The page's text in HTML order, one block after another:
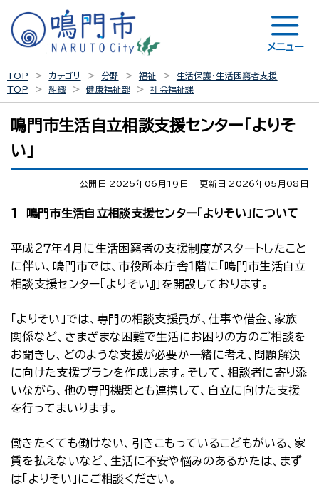
メニュー
TOP カテゴリ 分野 福祉
生活保護・生活困窮者支援
TOP
組織 健康福祉部 社会福祉課
鳴門市生活自立相談支援センター「よりそ
い」
公開日 2025年06月19日 更新日 2026年05月08日
１ 鳴門市生活自立相談支援センター「よりそい」について
平成２７年４月に生活困窮者の支援制度がスタートしたこと
に伴い、鳴門市では、市役所本庁舎１階に「鳴門市生活自立
相談支援センター『よりそい』」を開設しております。
「よりそい」では、専門の相談支援員が、仕事や借金、家族
関係など、さまざまな困難で生活にお困りの方のご相談を
お聞きし、どのような支援が必要か一緒に考え、問題解決
に向けた支援プランを作成します。そして、相談者に寄り添
いながら、他の専門機関とも連携して、自立に向けた支援
を行ってまいります。
働きたくても働けない、引きこもっているこどもがいる、家
賃を払えないなど、生活に不安や悩みのあるかたは、まず
は「よりそい」にご相談ください。